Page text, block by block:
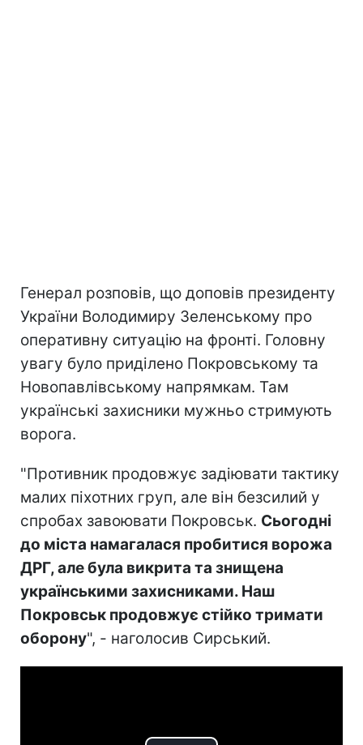
Генерал розповів, що доповів президенту
України Володимиру Зеленському про
оперативну ситуацію на фронті. Головну
увагу було приділено Покровському та
Новопавлівському напрямкам. Там
українські захисники мужньо стримують
ворога.
"Противник продовжує задіювати тактику
малих піхотних груп, але він безсилий у
спробах завоювати Покровськ. Сьогодні
до міста намагалася пробитися ворожа
ДРГ, але була викрита та знищена
українськими захисниками. Наш
Покровськ продовжує стійко тримати
оборону", - наголосив Сирський.